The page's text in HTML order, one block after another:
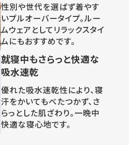
性別や世代を選ばず着やす
いプルオーバータイプ。ルー
ムウェアとしてリラックスタイ
ムにもおすすめです。
就寝中もさらっと快適な
吸水速乾
優れた吸水速乾性により、寝
汗をかいてもべたつかず、さ
らっとした肌ざわり。一晩中
快適な寝心地です。